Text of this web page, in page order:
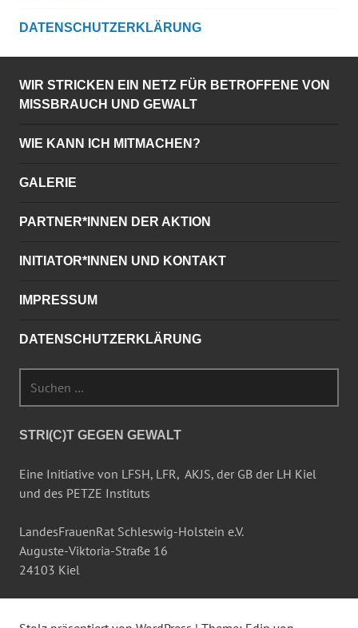
DATENSCHUTZERKLÄRUNG
WIR STRICKEN EIN NETZ FÜR BETROFFENE VON
MISSBRAUCH UND GEWALT
WIE KANN ICH MITMACHEN?
GALERIE
PARTNER*INNEN DER AKTION
INITIATOR*INNEN UND KONTAKT
IMPRESSUM
DATENSCHUTZERKLÄRUNG
nach:
STRI(C)T GEGEN GEWALT
Eine Initiative von LFSH, LFR, AKJS, der GB der LH Kiel
und des PETZE Instituts
LandesFrauenRat Schleswig-Holstein e.V.
Auguste-Viktoria-Straße 16
24103 Kiel